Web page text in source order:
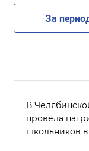
За
В
провела
школьников